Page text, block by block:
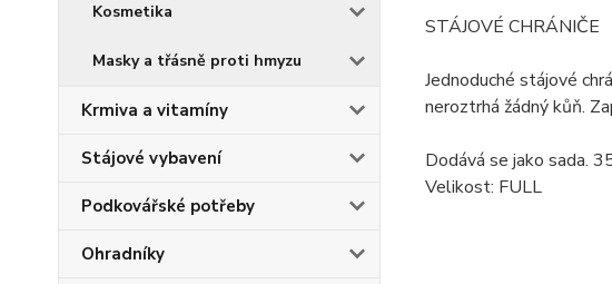
Kosmetika
Masky a třásně proti hmyzu
Krmiva a vitamíny
Stájové vybavení
Podkovářské potřeby
Ohradníky
STÁJOVÉ CHRÁNIČE
Jednoduché stájové
neroztrhá žádný kůň.
Dodává se jako sada.
Velikost: FULL